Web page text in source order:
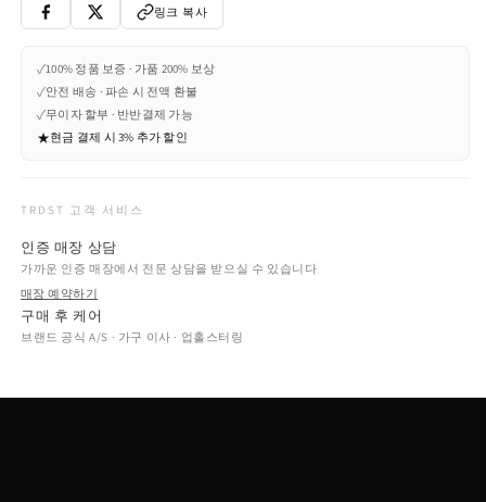
줄
임
수
늘
림
링크 복사
✓100% 정품 보증 · 가품 200% 보상
✓안전 배송 · 파손 시 전액 환불
✓무이자 할부 · 반반결제 가능
★현금 결제 시 3% 추가 할인
TRDST 고객 서비스
인증 매장 상담
가까운 인증 매장에서 전문 상담을 받으실 수 있습니다
매장 예약하기
구매 후 케어
브랜드 공식 A/S · 가구 이사 · 업홀스터링